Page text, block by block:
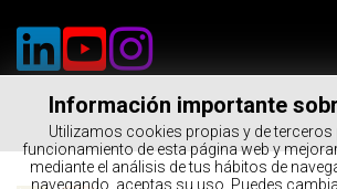
Información importante
Utilizamos cookies propias y de terceros
funcionamiento de esta página web y
mediante el análisis de tus hábitos de
navegando, aceptas su uso. Puedes